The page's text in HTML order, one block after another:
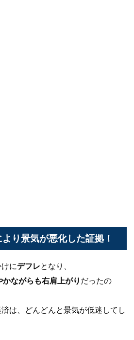
り景気が悪化した証拠！
にデフレとなり、
かながらも右肩上がり だったの
は、どんどんと景気が低迷してし